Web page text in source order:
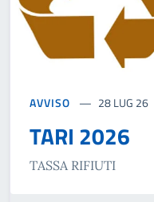
AVVISO 28 LUG 26
TARI 2026
TASSA RIFIUTI